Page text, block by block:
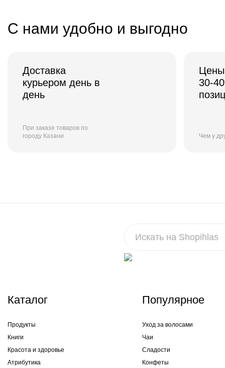
С нами удобно и выгодно
Доставка
курьером день в
день
При заказе товаров по
городу Казани
30-
Чем у
Каталог
Продукты
Книги
Красота и здоровье
Атрибутика
Популярное
Уход за волосами
Чаи
Сладости
Конфеты